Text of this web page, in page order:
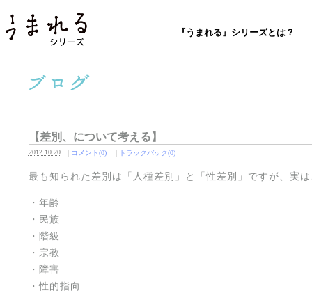
『うまれる』シリーズとは？
【差別、について考える】
2012.10.20| コメント(0) | トラックバック(0)
最も知られた差別は「人種差別」と「性差別」ですが、実は
・年齢
・民族
・階級
・宗教
・障害
・性的指向